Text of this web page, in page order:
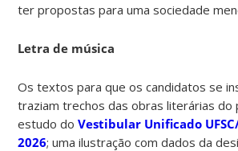
ter propostas para uma sociedade
Letra de música
Os textos para que os candidatos se
traziam trechos das obras literárias do
estudo doVestibular Unificado UFSC/
2026; uma ilustração com dados da